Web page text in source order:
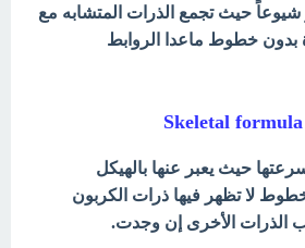
شيوعاً حيث تجمع الذرات المتشابه مع
بدون خطوط ماعدا الروابط
حيث يعبر عنها بالهيكل
لا تظهر فيها ذرات الكربون
الذرات الأخرى إن وجدت.